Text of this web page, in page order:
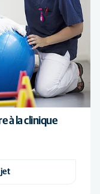
à la clinique